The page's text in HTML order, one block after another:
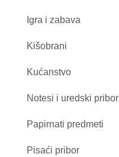
Igra i zabava
Kišobrani
Kućanstvo
Notesi i uredski pribor
Papirnati predmeti
Pisaći pribor